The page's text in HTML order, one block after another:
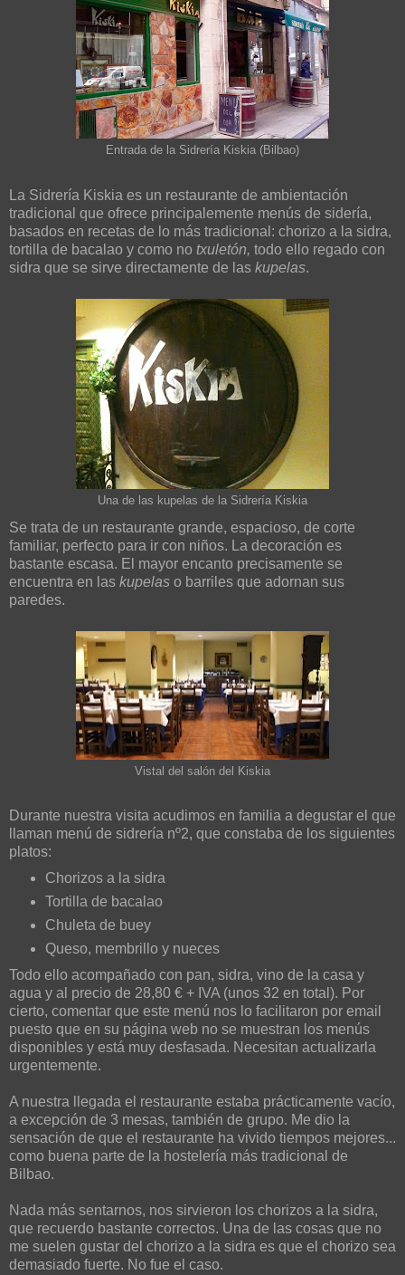
Entrada de la Sidrería Kiskia (Bilbao)
La Sidrería Kiskia es un restaurante de ambientación
tradicional que ofrece principalemente menús de sidería,
basados en recetas de lo más tradicional: chorizo a la sidra,
tortilla de bacalao y como no txuletón, todo ello regado con
sidra que se sirve directamente de las kupelas.
Una de las kupelas de la Sidrería Kiskia
Se trata de un restaurante grande, espacioso, de corte
familiar, perfecto para ir con niños. La decoración es
bastante escasa. El mayor encanto precisamente se
encuentra en las kupelas o barriles que adornan sus
paredes.
Vistal del salón del Kiskia
Durante nuestra visita acudimos en familia a degustar el que
llaman menú de sidrería nº2, que constaba de los siguientes
platos:
Chorizos a la sidra
Tortilla de bacalao
Chuleta de buey
Queso, membrillo y nueces
Todo ello acompañado con pan, sidra, vino de la casa y
agua y al precio de 28,80 € + IVA (unos 32 en total). Por
cierto, comentar que este menú nos lo facilitaron por email
puesto que en su página web no se muestran los menús
disponibles y está muy desfasada. Necesitan actualizarla
urgentemente.
A nuestra llegada el restaurante estaba prácticamente vacío,
a excepción de 3 mesas, también de grupo. Me dio la
sensación de que el restaurante ha vivido tiempos mejores...
como buena parte de la hostelería más tradicional de
Bilbao.
Nada más sentarnos, nos sirvieron los chorizos a la sidra,
que recuerdo bastante correctos. Una de las cosas que no
me suelen gustar del chorizo a la sidra es que el chorizo sea
demasiado fuerte. No fue el caso.